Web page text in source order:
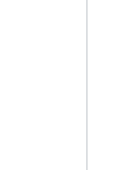
Informationen zum